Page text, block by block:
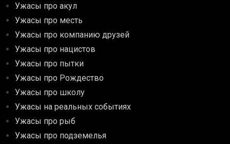
Ужасы про акул
Ужасы про месть
Ужасы про компанию друзей
Ужасы про нацистов
Ужасы про пытки
Ужасы про Рождество
Ужасы про школу
Ужасы на реальных событиях
Ужасы про рыб
Ужасы про подземелья